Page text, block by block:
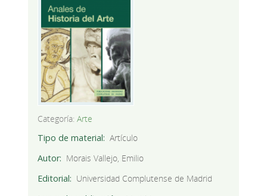
Categoría: Arte
Tipo de material
Artículo
Autor
Morais Vallejo, Emilio
Editorial
Universidad Complutense de Madrid